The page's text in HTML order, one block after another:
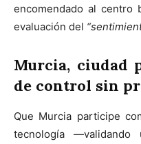
encomendado al centro
evaluación del
Murcia, ciudad
de control sin
Que Murcia participe
tecnología —validando